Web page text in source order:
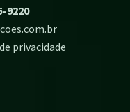
9220
privacidade